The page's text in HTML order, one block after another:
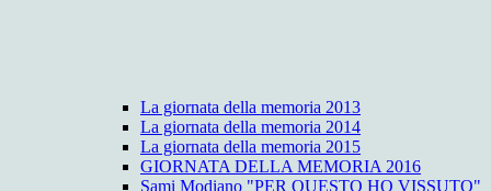
La giornata della memoria 2013
La giornata della memoria 2014
La giornata della memoria 2015
GIORNATA DELLA MEMORIA 2016
Sami Modiano "PER QUESTO HO VISSUTO"